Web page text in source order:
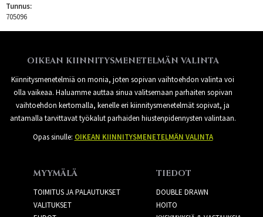
Tunnus:
705096
OIKEAN KIINNITYSMENETELMÄN VALINTA
Kiinnitysmenetelmiä on monia, joten sopivan vaihtoehdon valinta voi
olla vaikeaa. Haluamme auttaa sinua valitsemaan parhaiten sopivan
vaihtoehdon kertomalla, kenelle eri kiinnitysmenetelmät sopivat, ja
antamalla tarvittavat työkalut parhaiden hiustenpidennysten valintaan.
Opas sinulle: OIKEAN KIINNITYSMENETELMÄN VALINTA
MYYMÄLÄ
TOIMITUS JA PALAUTUKSET
VALITUKSET
TIEDOT
DOUBLE DRAWN
HOITO